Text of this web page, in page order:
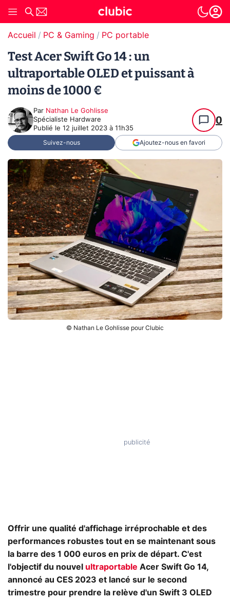
Accueil PC & Gaming PC portable
Test Acer Swift Go 14 : un
ultraportable OLED et puissant à
moins de 1000 €
Par Nathan Le Gohlisse
Spécialiste Hardware
Publié le 12 juillet 2023 à 11h35
0
Suivez-nous Ajoutez-nous en favori
© Nathan Le Gohlisse pour Clubic
Offrir une qualité d'affichage irréprochable et des
performances robustes tout en se maintenant sous
la barre des 1 000 euros en prix de départ. C'est
l'objectif du nouvel ultraportable Acer Swift Go 14,
annoncé au CES 2023 et lancé sur le second
trimestre pour prendre la relève d'un Swift 3 OLED